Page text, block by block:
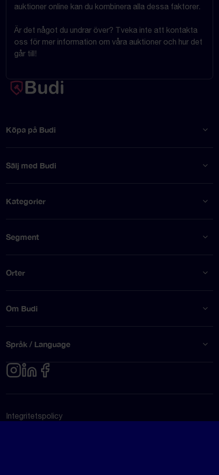
auktioner online kan du kombinera alla dessa faktorer.
Är det något du undrar över? Tveka inte att kontakta
oss för mer information om våra auktioner och hur det
går till!
Köpa på Budi
Sälj med Budi
Kategorier
Segment
Orter
Om Budi
Språk / Language
Integritetspolicy